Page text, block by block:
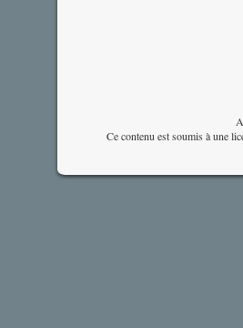
Ce contenu est soumis à une